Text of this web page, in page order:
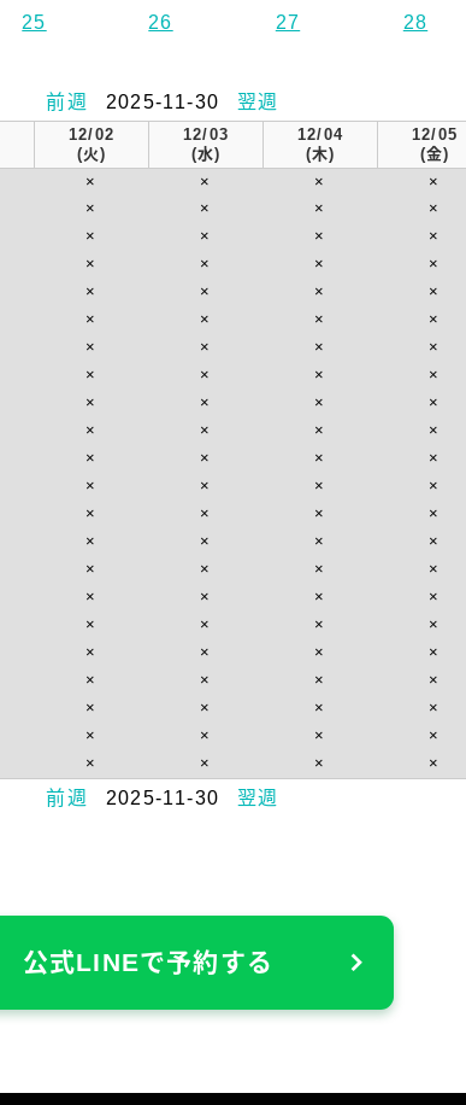
25 26 27 28
前週
2025-11-30 翌週
12/02
(火)
12/03
(水)
12/04
(木)
12/05
(金)
× × × ×
× × × ×
× × × ×
× × × ×
× × × ×
× × × ×
× × × ×
× × × ×
× × × ×
× × × ×
× × × ×
× × × ×
× × × ×
× × × ×
× × × ×
× × × ×
× × × ×
× × × ×
× × × ×
× × × ×
× × × ×
× × × ×
前週 2025-11-30 翌週
公式LINEで予約する